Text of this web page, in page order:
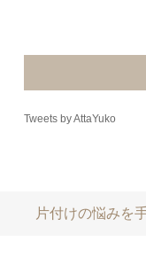
Tweets by AttaYuko
片付けの悩みを